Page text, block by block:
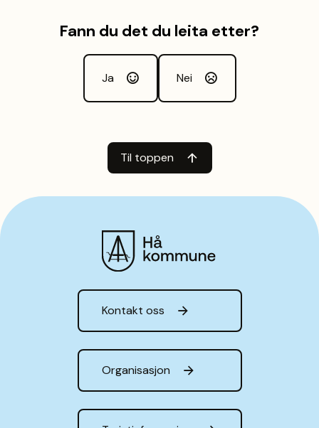
Fann du det du leita etter?
Ja Nei
Til toppen
Kontakt oss
Organisasjon